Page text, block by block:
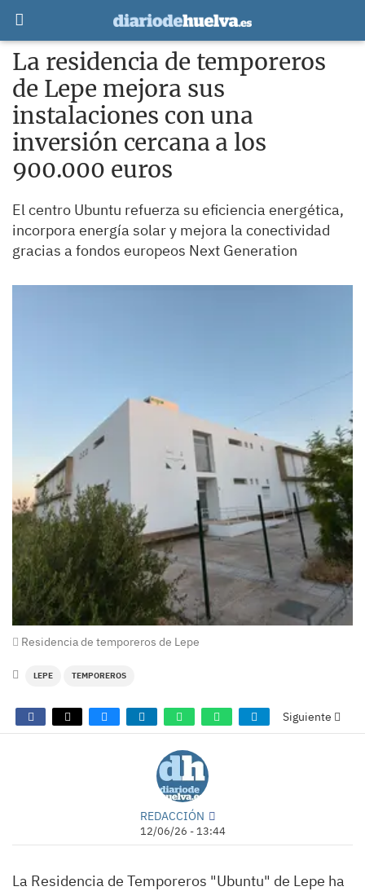
La residencia de temporeros
de Lepe mejora sus
instalaciones con una
inversión cercana a los
900.000 euros
El centro Ubuntu refuerza su eficiencia energética,
incorpora energía solar y mejora la conectividad
gracias a fondos europeos Next Generation
Residencia de temporeros de Lepe
LEPE TEMPOREROS
Siguiente
REDACCIÓN
12/06/26 - 13:44
La Residencia de Temporeros "Ubuntu" de Lepe ha